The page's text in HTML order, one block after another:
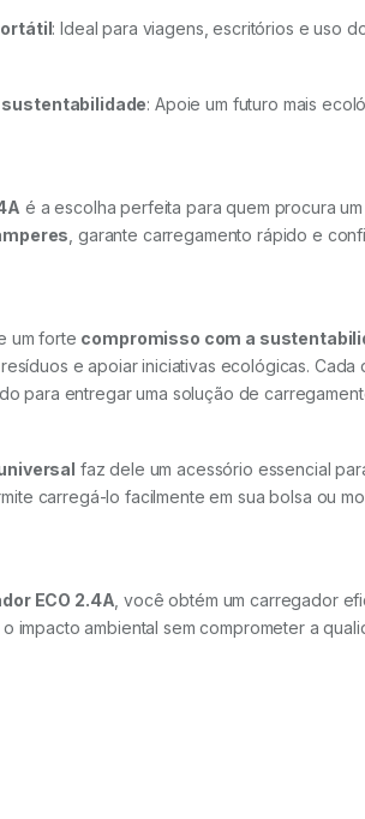
: Ideal para viagens, escritórios e uso
: Apoie um futuro mais
é a escolha perfeita para quem procura
, garante carregamento rápido e
um forte compromisso com a
e apoiar iniciativas ecológicas.
para entregar uma solução de
faz dele um acessório essencial
carregá-lo facilmente em sua bolsa ou
ECO 2.4A , você obtém um carregador
impacto ambiental sem comprometer a